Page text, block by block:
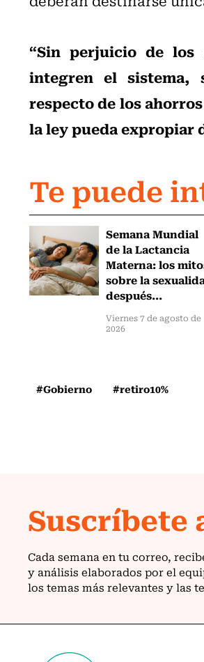
“Sin perjuicio de los
integren el sistema,
respecto de los
la ley pueda expropiar
Te puede
Semana Mundial
de la Lactancia
Materna: los
sobre la
después...
Viernes 7 de agosto de
2026
#Gobierno #retiro10%